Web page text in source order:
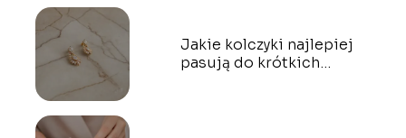
Jakie kolczyki najlepiej
pasują do krótkich